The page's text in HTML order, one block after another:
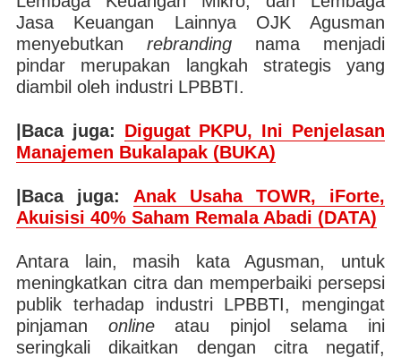
Jasa Keuangan Lainnya OJK Agusman
menyebutkan rebrandingnama menjadi
pindar merupakan langkah strategis yang
diambil oleh industri LPBBTI.
|Baca juga: Digugat PKPU, Ini Penjelasan
Manajemen Bukalapak (BUKA)
|Baca juga: Anak Usaha TOWR, iForte,
Akuisisi 40% Saham Remala Abadi (DATA)
Antara lain, masih kata Agusman, untuk
meningkatkan citra dan memperbaiki persepsi
publik terhadap industri LPBBTI, mengingat
pinjaman onlineatau pinjol selama ini
seringkali dikaitkan dengan citra negatif,